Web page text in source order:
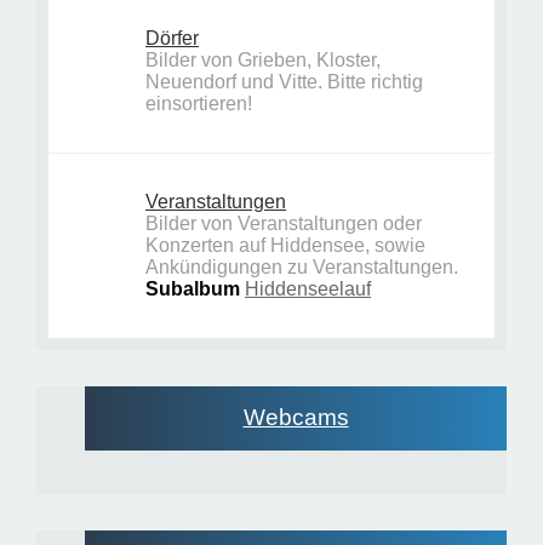
Dörfer
Bilder von Grieben, Kloster,
Neuendorf und Vitte. Bitte richtig
einsortieren!
Veranstaltungen
Bilder von Veranstaltungen oder
Konzerten auf Hiddensee, sowie
Ankündigungen zu Veranstaltungen.
Subalbum Hiddenseelauf
Webcams